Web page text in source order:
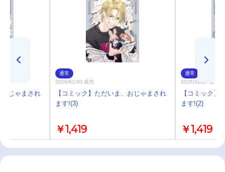
じゃまされ
通常
2026/01/30 発売
【コミック】ただいま、おじゃまされ
ます!(3)
￥1,419
通常
2025/12/27 発売
【コミック】
ます!(2)
￥1,419